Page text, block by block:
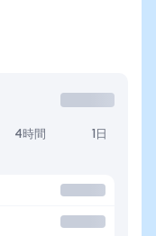
4時間 1日